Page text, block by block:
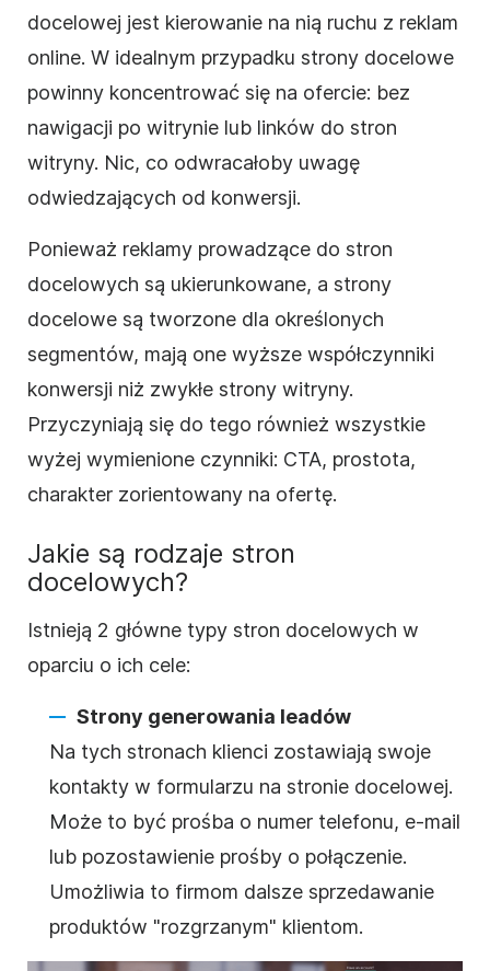
docelowej jest kierowanie na nią ruchu z reklam
online. W idealnym przypadku strony docelowe
powinny koncentrować się na ofercie: bez
nawigacji po witrynie lub linków do stron
witryny. Nic, co odwracałoby uwagę
odwiedzających od konwersji.
Ponieważ reklamy prowadzące do stron
docelowych są ukierunkowane, a strony
docelowe są tworzone dla określonych
segmentów, mają one wyższe współczynniki
konwersji niż zwykłe strony witryny.
Przyczyniają się do tego również wszystkie
wyżej wymienione czynniki: CTA, prostota,
charakter zorientowany na ofertę.
Jakie są rodzaje stron
docelowych?
Istnieją 2 główne typy stron docelowych w
oparciu o ich cele:
Strony generowania leadów
Na tych stronach klienci zostawiają swoje
kontakty w formularzu na stronie docelowej.
Może to być prośba o numer telefonu, e-mail
lub pozostawienie prośby o połączenie.
Umożliwia to firmom dalsze sprzedawanie
produktów "rozgrzanym" klientom.